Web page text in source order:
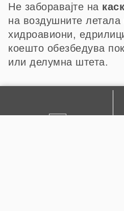
Не заборавајте на
на воздушните летала
хидроавиони,
коешто обезбедува
или делумна штета.